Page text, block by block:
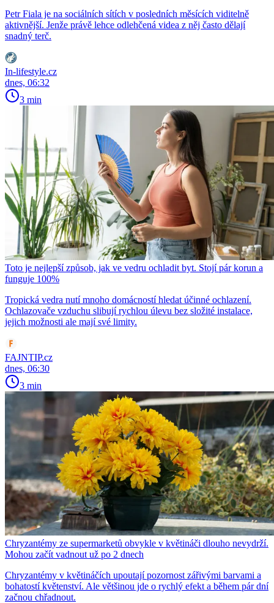
Petr Fiala je na sociálních sítích v posledních měsících viditelně
aktivnější. Jenže právě lehce odlehčená videa z něj často dělají
snadný terč.
In-lifestyle.cz
dnes, 06:32
3 min
Toto je nejlepší způsob, jak ve vedru ochladit byt. Stojí pár korun a
funguje 100%
Tropická vedra nutí mnoho domácností hledat účinné ochlazení.
Ochlazovače vzduchu slibují rychlou úlevu bez složité instalace,
jejich možnosti ale mají své limity.
FAJNTIP.cz
dnes, 06:30
3 min
Chryzantémy ze supermarketů obvykle v květináči dlouho nevydrží.
Mohou začít vadnout už po 2 dnech
Chryzantémy v květináčích upoutají pozornost zářivými barvami a
bohatostí květenství. Ale většinou jde o rychlý efekt a během pár dní
začnou chřadnout.